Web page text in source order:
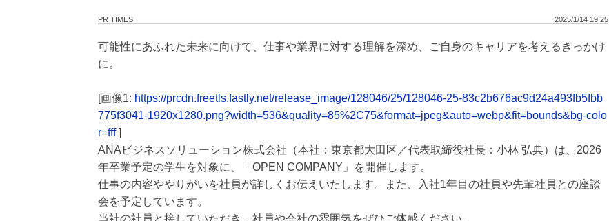
2025/1/14 19:25
PR TIMES
可能性にあふれた未来に向けて、仕事や業界に対する理解を深め、ご自身のキャリアを考えるきっかけ
に。
[画像1: https://prcdn.freetls.fastly.net/release_image/128046/25/128046-25-83c2b676ac9d24a493fb5fbb
775f3041-1920x1280.png?width=536&quality=85%2C75&format=jpeg&auto=webp&fit=bounds&bg-colo
r=fff]
ANAビジネスソリューション株式会社（本社：東京都大田区／代表取締役社長：小林 弘典）は、2026
年卒業予定の学生を対象に、「OPEN COMPANY」を開催します。
仕事の内容ややりがいを社員が詳しくお伝えいたします。また、入社1年目の社員や先輩社員との座談
会を予定しています。
当社の社員と接していただき、社員や会社の雰囲気をぜひご体感ください。